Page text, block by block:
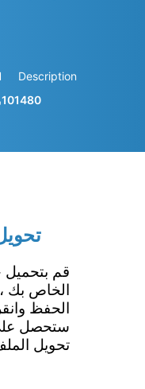
Description
101480
الخاص بك
الحفظ
ستحصل
تحويل